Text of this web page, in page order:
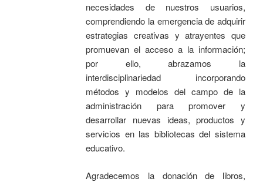
necesidades de nuestros usuarios,
comprendiendo la emergencia de adquirir
estrategias creativas y atrayentes que
promuevan el acceso a la información;
por ello, abrazamos la
interdisciplinariedad incorporando
métodos y modelos del campo de la
administración para promover y
desarrollar nuevas ideas, productos y
servicios en las bibliotecas del sistema
educativo.
Agradecemos la donación de libros,